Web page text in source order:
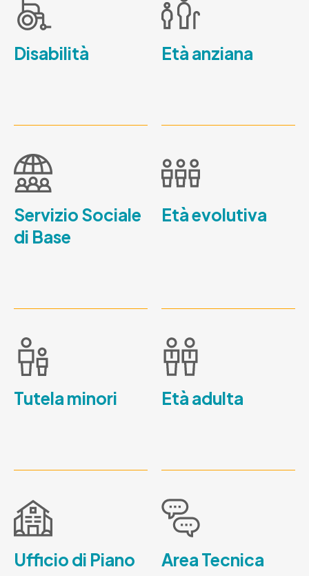
Disabilità Età anziana
Servizio Sociale
di Base
Età evolutiva
Tutela minori Età adulta
Ufficio di Piano Area Tecnica